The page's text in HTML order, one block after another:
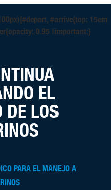
#arrive{top: 15em
0.95 !important;}
EL
DE LOS
PARA EL MANEJO A